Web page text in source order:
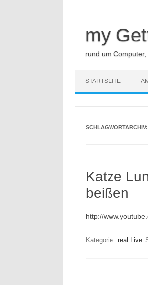
my
rund um
STARTSEITE
SCHLAGWORTARCHIV:
Katze
beißen
http://
Kategorie: real Live